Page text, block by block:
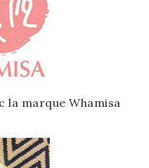
la marque Whamisa